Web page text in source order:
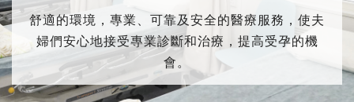
舒適的環境，專業、可靠及安全的醫療服務，使夫
婦們安心地接受專業診斷和治療，提高受孕的機
會。